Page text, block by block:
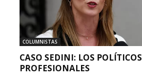
COLUMNISTAS
CASO SEDINI: LOS POLÍTICOS
PROFESIONALES